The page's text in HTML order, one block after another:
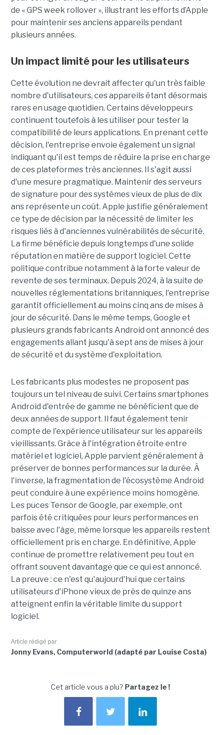
de « GPS week rollover », illustrant les efforts d’Apple
pour maintenir ses anciens appareils pendant
plusieurs années.
Un impact limité pour les utilisateurs
Cette évolution ne devrait affecter qu'un très faible
nombre d'utilisateurs, ces appareils étant désormais
rares en usage quotidien. Certains développeurs
continuent toutefois à les utiliser pour tester la
compatibilité de leurs applications. En prenant cette
décision, l'entreprise envoie également un signal
indiquant qu'il est temps de réduire la prise en charge
de ces plateformes très anciennes. Il s'agit aussi
d'une mesure pragmatique. Maintenir des serveurs
de signature pour des systèmes vieux de plus de dix
ans représente un coût. Apple justifie généralement
ce type de décision par la nécessité de limiter les
risques liés à d'anciennes vulnérabilités de sécurité.
La firme bénéficie depuis longtemps d'une solide
réputation en matière de support logiciel. Cette
politique contribue notamment à la forte valeur de
revente de ses terminaux. Depuis 2024, à la suite de
nouvelles réglementations britanniques, l'entreprise
garantit officiellement au moins cinq ans de mises à
jour de sécurité. Dans le même temps, Google et
plusieurs grands fabricants Android ont annoncé des
engagements allant jusqu'à sept ans de mises à jour
de sécurité et du système d'exploitation.
Les fabricants plus modestes ne proposent pas
toujours un tel niveau de suivi. Certains smartphones
Android d'entrée de gamme ne bénéficient que de
deux années de support. Il faut également tenir
compte de l'expérience utilisateur sur les appareils
vieillissants. Grâce à l'intégration étroite entre
matériel et logiciel, Apple parvient généralement à
préserver de bonnes performances sur la durée. À
l'inverse, la fragmentation de l'écosystème Android
peut conduire à une expérience moins homogène.
Les puces Tensor de Google, par exemple, ont
parfois été critiquées pour leurs performances en
baisse avec l'âge, même lorsque les appareils restent
officiellement pris en charge. En définitive, Apple
continue de promettre relativement peu tout en
offrant souvent davantage que ce qui est annoncé.
La preuve : ce n'est qu'aujourd'hui que certains
utilisateurs d'iPhone vieux de près de quinze ans
atteignent enfin la véritable limite du support
logiciel.
Article rédigé par
Jonny Evans, Computerworld (adapté par Louise Costa)
Cet article vous a plu? Partagez le !